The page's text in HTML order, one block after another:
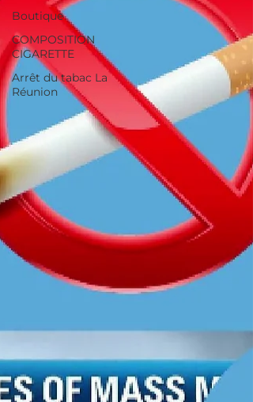
Boutique
COMPOSITION
CIGARETTE
Arrêt du tabac La
Réunion